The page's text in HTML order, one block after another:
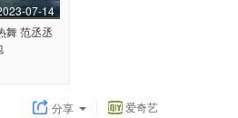
07-14
舞 范丞丞
分享 爱奇艺